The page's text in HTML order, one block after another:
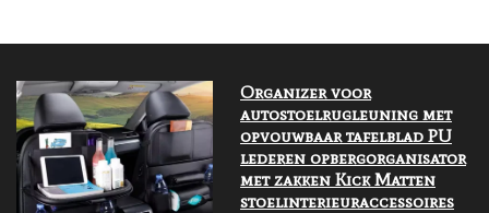
Organizer voor
autostoelrugleuning met
opvouwbaar tafelblad PU
lederen opbergorganisator
met zakken Kick Matten
stoelinterieuraccessoires